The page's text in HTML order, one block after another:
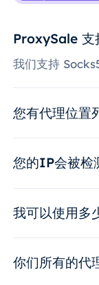
ProxySale 支
我们支持
您有代理位置
您的IP会被检
我可以使用多
你们所有的代